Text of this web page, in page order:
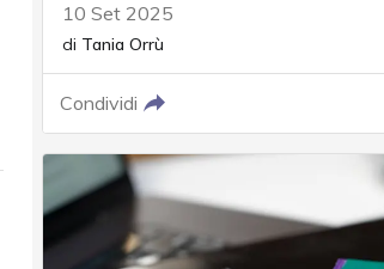
10 Set 2025
di Tania Orrù
Condividi